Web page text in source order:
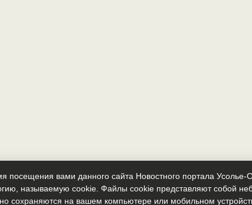
посещения вами данного сайта Новостного портала
называемую cookie. Файлы cookie представляют собой
сохраняются на вашем компьютере или мобильном